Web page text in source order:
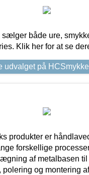
sælger både ure,
Klik her for at se
udvalget på
produkter er
forskellige
af metalbasen
polering og montering